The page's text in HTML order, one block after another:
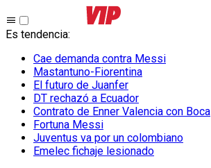
Es tendencia:
Cae demanda contra Messi
Mastantuno-Fiorentina
El futuro de Juanfer
DT rechazó a Ecuador
Contrato de Enner Valencia con Boca
Fortuna Messi
Juventus va por un colombiano
Emelec fichaje lesionado